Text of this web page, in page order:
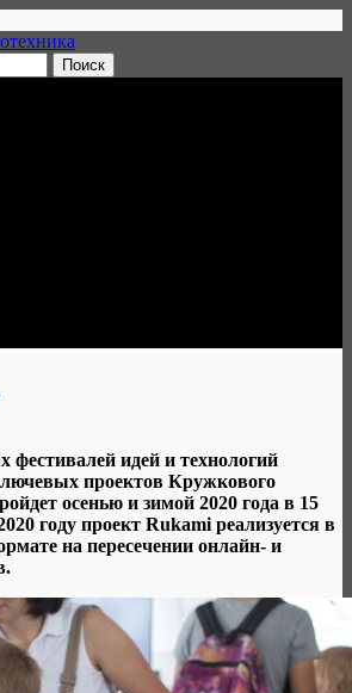
фестивалей идей и технологий
проектов Кружкового
осенью и зимой 2020 года в 15
году проект Rukami реализуется в
на пересечении онлайн- и